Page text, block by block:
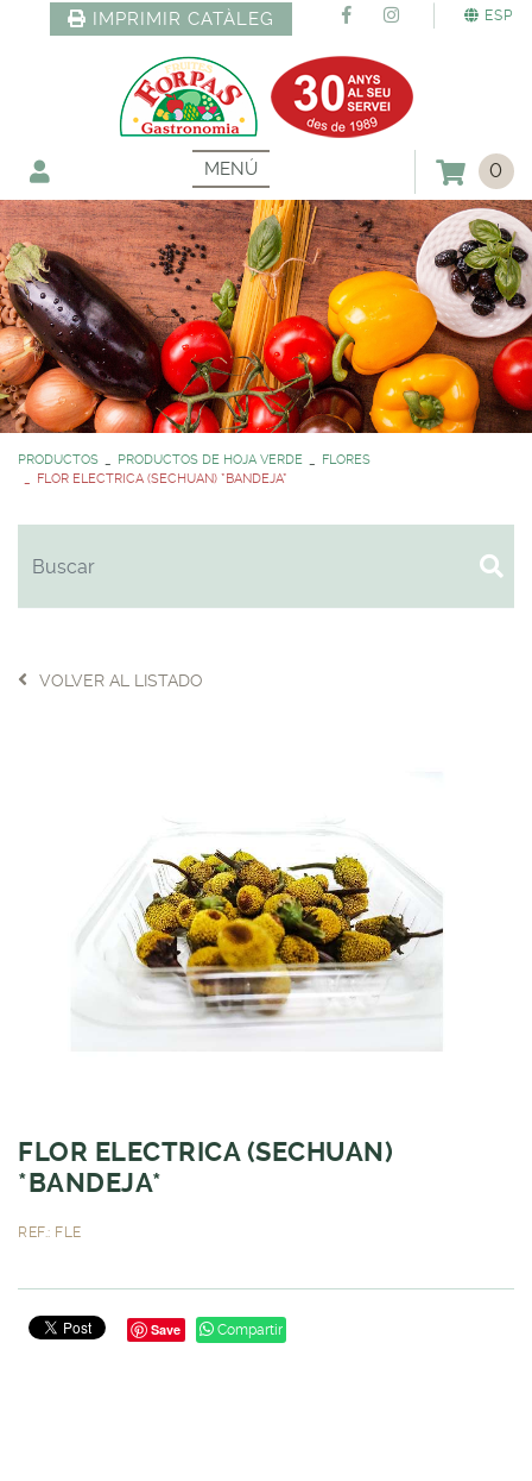
ESP
IMPRIMIR CATÀLEG
MENÚ 0
PRODUCTOS PRODUCTOS DE HOJA VERDE
FLORES
FLOR ELECTRICA (SECHUAN) *BANDEJA*
VOLVER AL LISTADO
FLOR ELECTRICA (SECHUAN)
*BANDEJA*
REF.: FLE
Save Compartir